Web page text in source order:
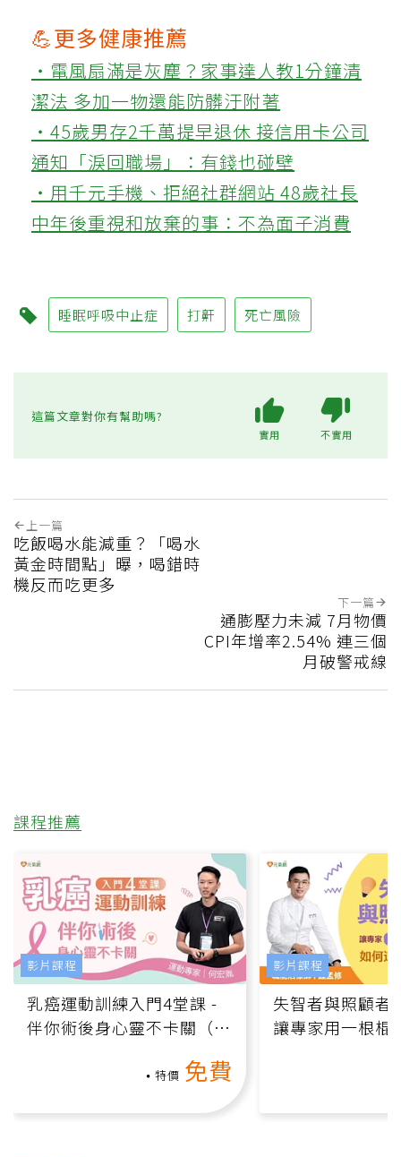
💪更多健康推薦
‧電風扇滿是灰塵？家事達人教1分鐘清
潔法 多加一物還能防髒汙附著
‧45歲男存2千萬提早退休 接信用卡公司
通知「淚回職場」：有錢也碰壁
‧用千元手機、拒絕社群網站 48歲社長
中年後重視和放棄的事：不為面子消費
睡眠呼吸中止症 打鼾 死亡風險
這篇文章對你有幫助嗎?
實用 不實用
上一篇
吃飯喝水能減重？「喝水
黃金時間點」曝，喝錯時
機反而吃更多
下一篇
通膨壓力未減 7月物價
CPI年增率2.54% 連三個
月破警戒線
課程推薦
乳癌運動訓練入門4堂課 -
伴你術後身心靈不卡關（線
特價 免費
影片課程
失智者與照顧者
讓專家用一根棍
影片課程